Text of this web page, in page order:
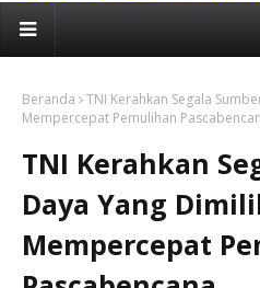
Beranda
TNI Kerahkan Segala
Mempercepat Pemulihan
TNI Kerahkan
Daya Yang
Mempercepat